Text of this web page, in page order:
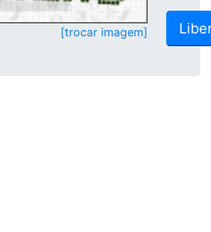
[trocar imagem]